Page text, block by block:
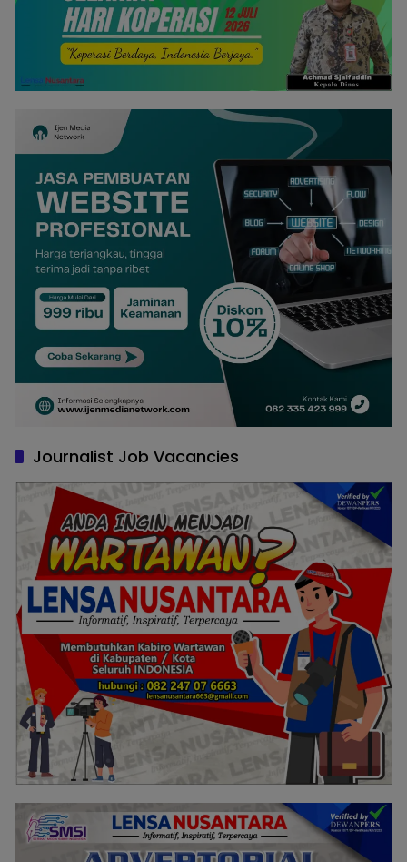
Journalist Job Vacancies